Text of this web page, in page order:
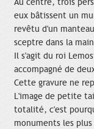
eux bâtissent un
revêtu d'un
sceptre dans la
Il s'agit du roi
accompagné de
Cette gravure ne
L'image de petite
totalité, c'est
monuments les